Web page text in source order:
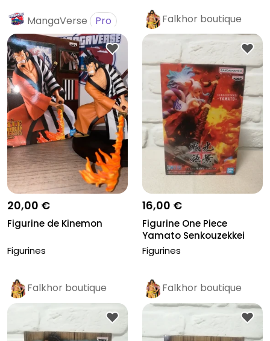
MangaVerse Pro
20,00 €
Figurine de Kinemon
Figurines
Falkhor boutique
Pro
16,00 €
Figurine One Piece
Yamato Senkouzekkei
banpresto
Figurines
Falkhor boutique
Pro
Falkhor boutique
Pro